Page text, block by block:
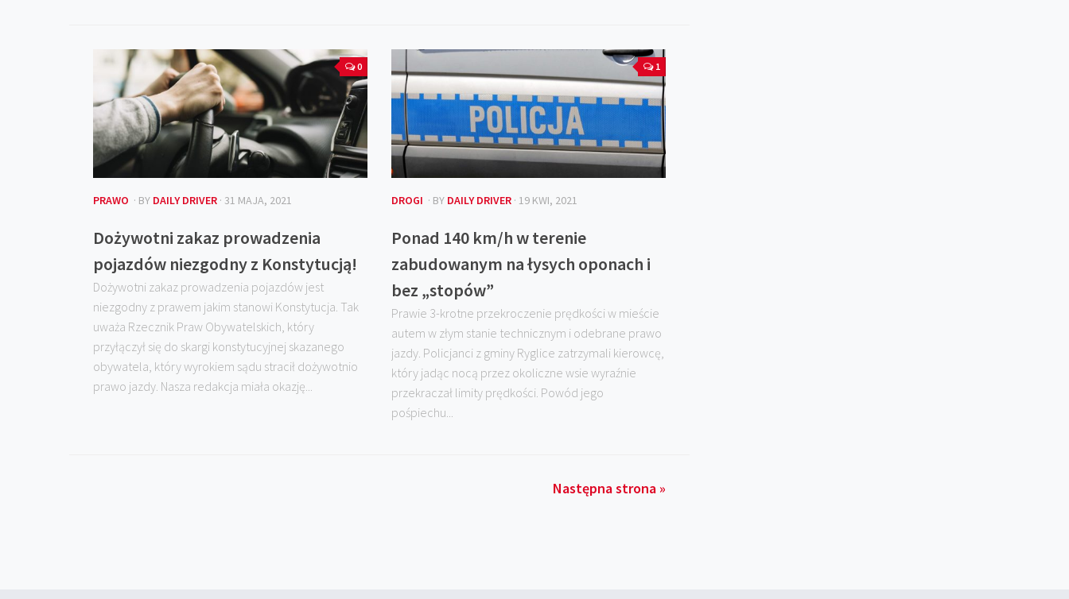
0
PRAWO · BY DAILY DRIVER · 31 MAJA, 2021
Dożywotni zakaz prowadzenia
pojazdów niezgodny z Konstytucją!
Dożywotni zakaz prowadzenia pojazdów jest
niezgodny z prawem jakim stanowi Konstytucja. Tak
uważa Rzecznik Praw Obywatelskich, który
przyłączył się do skargi konstytucyjnej skazanego
obywatela, który wyrokiem sądu stracił dożywotnio
prawo jazdy. Nasza redakcja miała okazję...
1
DROGI · BY DAILY DRIVER · 19 KWI, 2021
Ponad 140 km/h w terenie
zabudowanym na łysych oponach i
bez „stopów”
Prawie 3-krotne przekroczenie prędkości w mieście
autem w złym stanie technicznym i odebrane prawo
jazdy. Policjanci z gminy Ryglice zatrzymali kierowcę,
który jadąc nocą przez okoliczne wsie wyraźnie
przekraczał limity prędkości. Powód jego
pośpiechu...
Następna strona »